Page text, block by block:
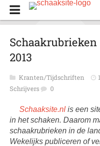
2013
Kranten/Tijdschriften
Schrijvers
0
Schaaksite.nl is een
in het schaken. Daarom
schaakrubrieken in de
Wekelijks publiceren of